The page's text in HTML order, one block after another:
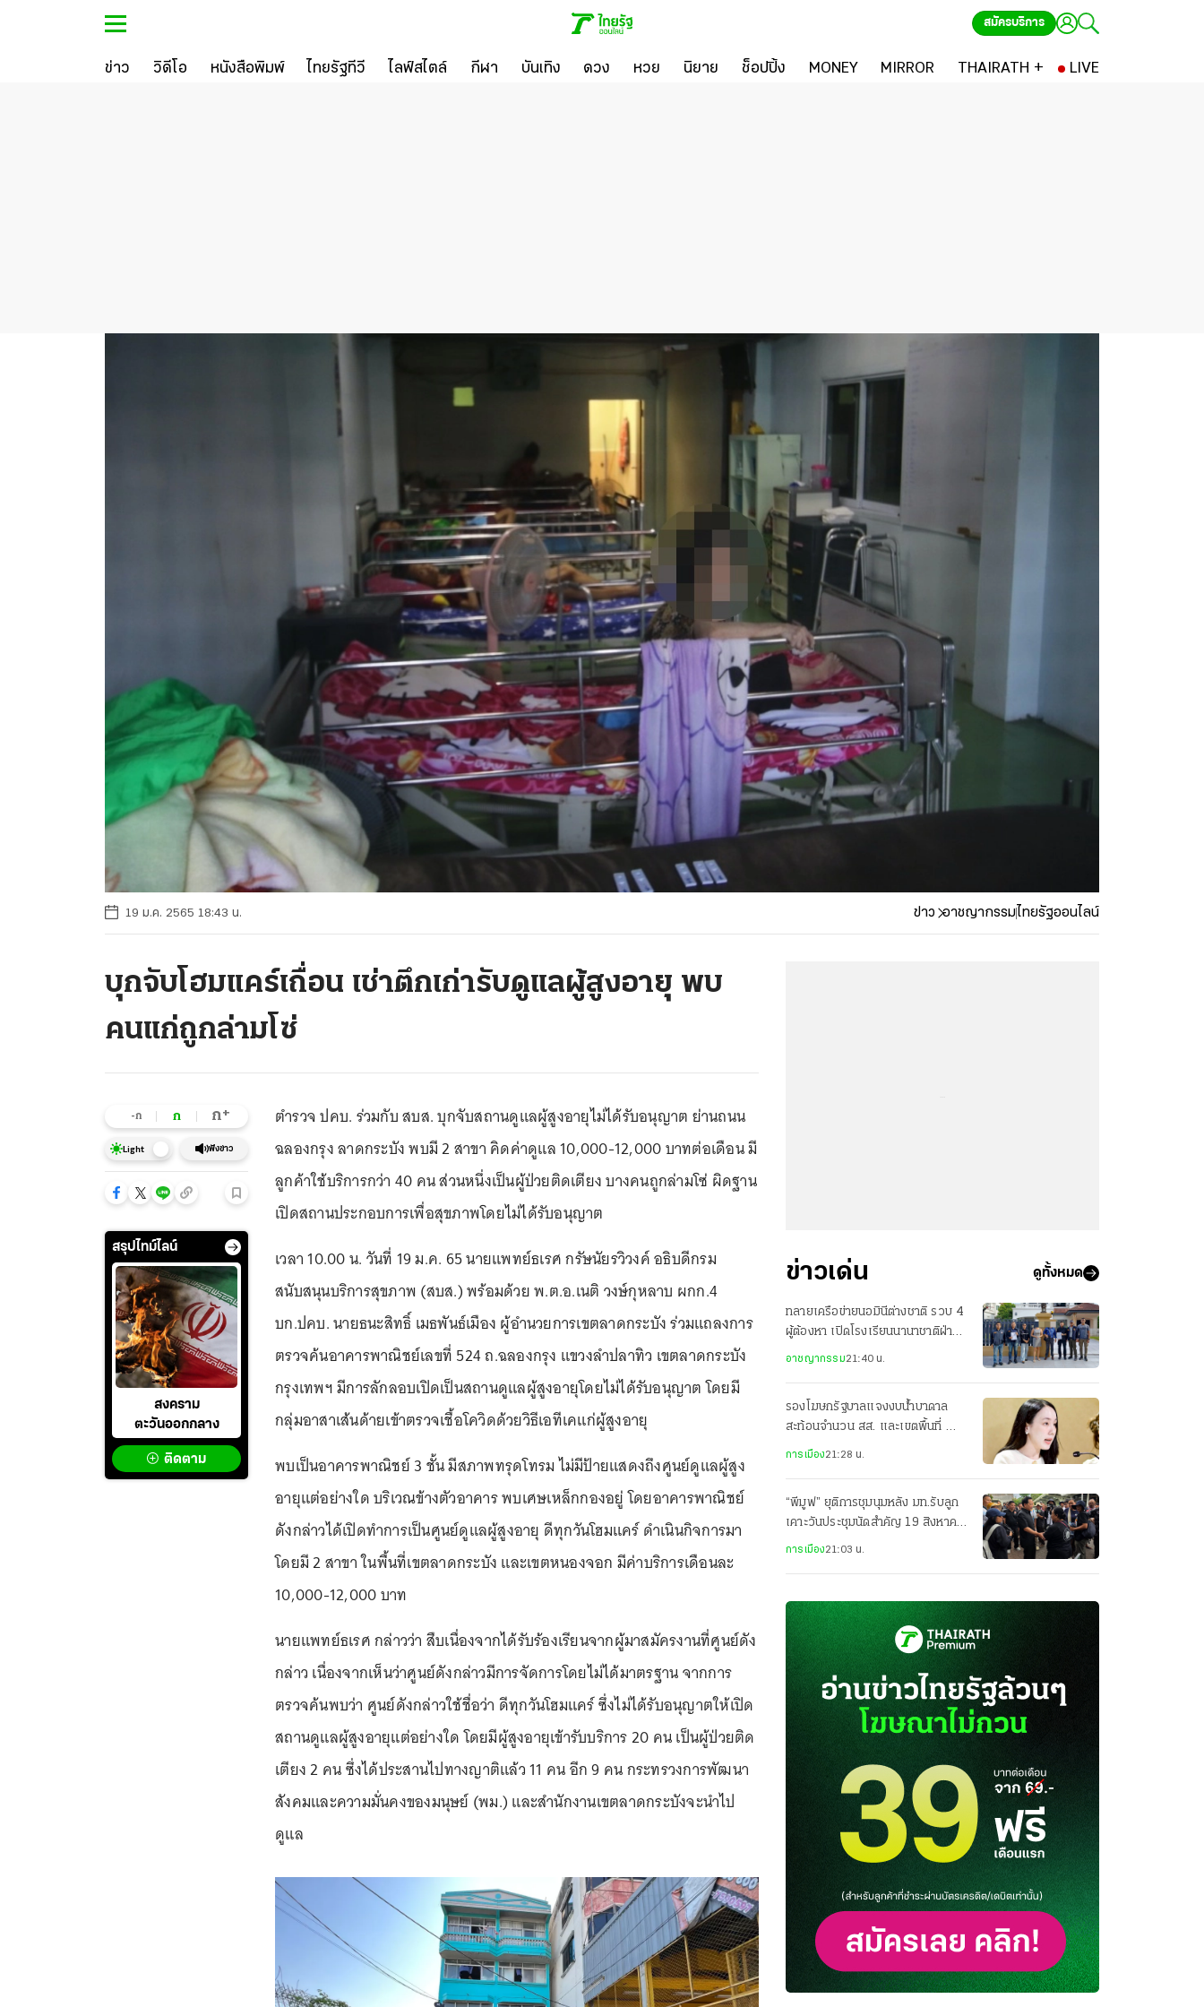
สมัครบริการ
ข่าว วิดีโอ หนังสือพิมพ์ ไทยรัฐทีวี ไลฟ์สไตล์ กีฬา บันเทิง ดวง หวย นิยาย ช็อปปิ้ง MONEY MIRROR THAIRATH + LIVE
19 ม.ค. 2565 18:43 น. ข่าว อาชญากรรมไทยรัฐออนไลน์
บุกจับโฮมแคร์เถื่อน เช่าตึกเก่ารับดูแลผู้สูงอายุ พบ
คนแก่ถูกล่ามโซ่
-ก ก ก+
Light ฟังข่าว
สรุปไทม์ไลน์
สงคราม
ตะวันออกกลาง
ติดตาม
ตำรวจ ปคบ. ร่วมกับ สบส. บุกจับสถานดูแลผู้สูงอายุไม่ได้รับอนุญาต ย่านถนน
ฉลองกรุง ลาดกระบัง พบมี 2 สาขา คิดค่าดูแล 10,000-12,000 บาทต่อเดือน มี
ลูกค้าใช้บริการกว่า 40 คน ส่วนหนึ่งเป็นผู้ป่วยติดเตียง บางคนถูกล่ามโซ่ ผิดฐาน
เปิดสถานประกอบการเพื่อสุขภาพโดยไม่ได้รับอนุญาต
เวลา 10.00 น. วันที่ 19 ม.ค. 65 นายแพทย์ธเรศ กรัษนัยรวิวงค์ อธิบดีกรม
สนับสนุนบริการสุขภาพ (สบส.) พร้อมด้วย พ.ต.อ.เนติ วงษ์กุหลาบ ผกก.4
บก.ปคบ. นายธนะสิทธิ์ เมธพันธ์เมือง ผู้อำนวยการเขตลาดกระบัง ร่วมแถลงการ
ตรวจค้นอาคารพาณิชย์เลขที่ 524 ถ.ฉลองกรุง แขวงลำปลาทิว เขตลาดกระบัง
กรุงเทพฯ มีการลักลอบเปิดเป็นสถานดูแลผู้สูงอายุโดยไม่ได้รับอนุญาต โดยมี
กลุ่มอาสาเส้นด้ายเข้าตรวจเชื้อโควิดด้วยวิธีเอทีเคแก่ผู้สูงอายุ
พบเป็นอาคารพาณิชย์ 3 ชั้น มีสภาพทรุดโทรม ไม่มีป้ายแสดงถึงศูนย์ดูแลผู้สูง
อายุแต่อย่างใด บริเวณข้างตัวอาคาร พบเศษเหล็กกองอยู่ โดยอาคารพาณิชย์
ดังกล่าวได้เปิดทำการเป็นศูนย์ดูแลผู้สูงอายุ ดีทุกวันโฮมแคร์ ดำเนินกิจการมา
โดยมี 2 สาขา ในพื้นที่เขตลาดกระบัง และเขตหนองจอก มีค่าบริการเดือนละ
10,000-12,000 บาท
นายแพทย์ธเรศ กล่าวว่า สืบเนื่องจากได้รับร้องเรียนจากผู้มาสมัครงานที่ศูนย์ดัง
กล่าว เนื่องจากเห็นว่าศูนย์ดังกล่าวมีการจัดการโดยไม่ได้มาตรฐาน จากการ
ตรวจค้นพบว่า ศูนย์ดังกล่าวใช้ชื่อว่า ดีทุกวันโฮมแคร์ ซึ่งไม่ได้รับอนุญาตให้เปิด
สถานดูแลผู้สูงอายุแต่อย่างใด โดยมีผู้สูงอายุเข้ารับบริการ 20 คน เป็นผู้ป่วยติด
เตียง 2 คน ซึ่งได้ประสานไปทางญาติแล้ว 11 คน อีก 9 คน กระทรวงการพัฒนา
สังคมและความมั่นคงของมนุษย์ (พม.) และสำนักงานเขตลาดกระบังจะนำไป
ดูแล
ข่าวเด่น ดูทั้งหมด
ทลายเครือข่ายนอมินีต่างชาติ รวบ 4
ผู้ต้องหา เปิดโรงเรียนนานาชาติฝ่าฝืน
อาชญากรรม21:40 น.
รองโฆษกรัฐบาลแจงงบน้ำบาดาล
สะท้อนจำนวน สส. และเขตพื้นที่ ย้ำ
ฝ่ายค้านได้รับด้วย
การเมือง21:28 น.
“พีมูฟ” ยุติการชุมนุมหลัง มท.รับลูก
เคาะวันประชุมนัดสำคัญ 19 สิงหาคม
การเมือง21:03 น.